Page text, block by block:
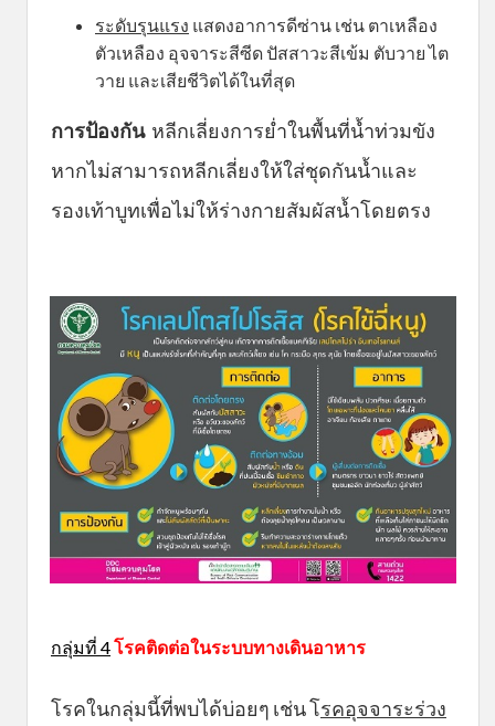
ระดับรุนแรง แสดงอาการดีซ่าน เช่น ตาเหลือง
ตัวเหลือง อุจจาระสีซีด ปัสสาวะสีเข้ม ตับวาย ไต
วาย และเสียชีวิตได้ในที่สุด
การป้องกัน หลีกเลี่ยงการย่ำในพื้นที่น้ำท่วมขัง
หากไม่สามารถหลีกเลี่ยงให้ใส่ชุดกันน้ำและ
รองเท้าบูทเพื่อไม่ให้ร่างกายสัมผัสน้ำโดยตรง
กลุ่มที่ 4โรคติดต่อในระบบทางเดินอาหาร
โรคในกลุ่มนี้ที่พบได้บ่อยๆ เช่น โรคอุจจาระร่วง